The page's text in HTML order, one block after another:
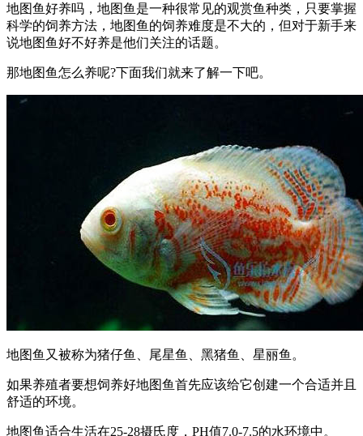
地图鱼好养吗，地图鱼是一种很常见的观赏鱼种类，只要掌握
科学的饲养方法，地图鱼的饲养难度是不大的，但对于新手来
说地图鱼好不好养是他们关注的话题。
那地图鱼怎么养呢?下面我们就来了解一下吧。
地图鱼又被称为猪仔鱼、尾星鱼、黑猪鱼、星丽鱼。
如果养殖者要想饲养好地图鱼首先应该给它创建一个合适并且
舒适的环境。
地图鱼适合生活在25-28摄氏度，PH值7.0-7.5的水环境中。